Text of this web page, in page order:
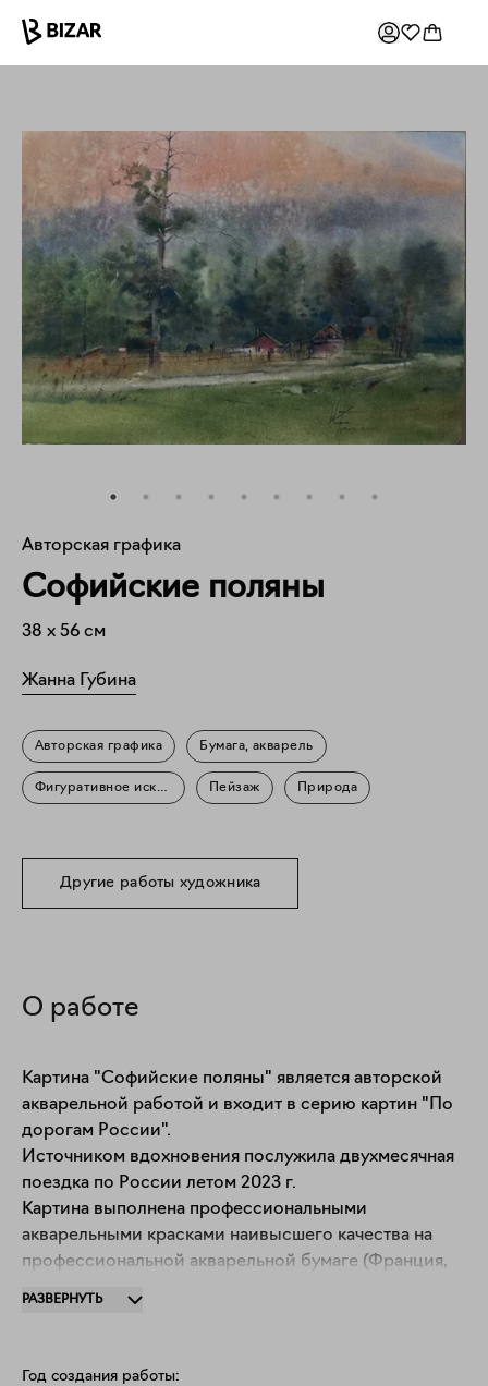
Авторская графика
Софийские поляны
38 x 56 см
Жанна Губина
Авторская графика Бумага, акварель
Фигуративное искусство Пейзаж Природа
Другие работы художника
О работе
Картина "Софийские поляны" является авторской
акварельной работой и входит в серию картин "По
дорогам России".
Источником вдохновения послужила двухмесячная
поездка по России летом 2023 г.
Картина выполнена профессиональными
акварельными красками наивысшего качества на
профессиональной акварельной бумаге (Франция,
РАЗВЕРНУТЬ
Год создания работы: